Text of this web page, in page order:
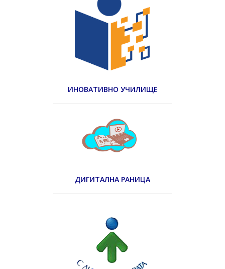
ИНОВАТИВНО УЧИЛИЩЕ
ДИГИТАЛНА РАНИЦА